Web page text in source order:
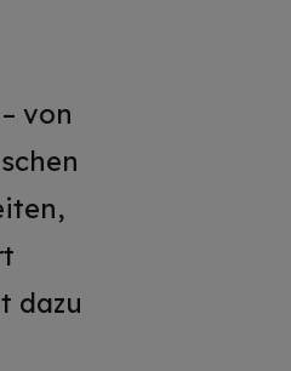
von
dazu